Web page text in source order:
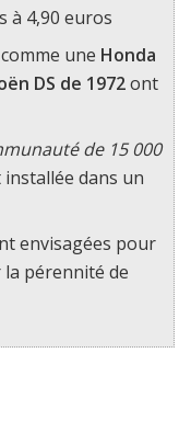
à 4,90 euros
une Honda
DS de 1972ont
de 15 000
dans un
envisagées pour
la pérennité de